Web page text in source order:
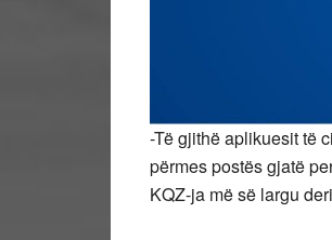
-Të gjithë aplikuesit të
përmes postës gjatë
KQZ-ja më së largu